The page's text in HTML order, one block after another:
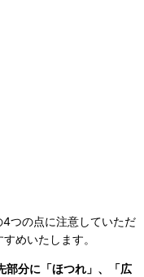
つの点に注意していただ
めいたします。
部分に「ほつれ」、「広